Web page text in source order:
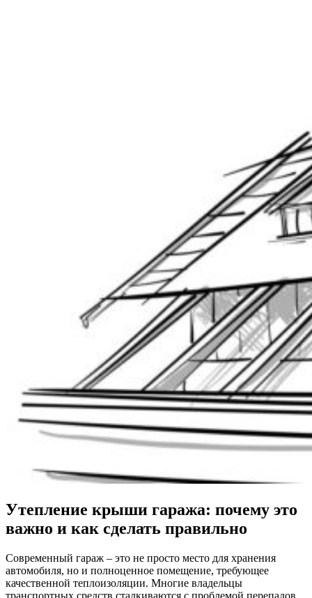
Утепление крыши гаража: почему это
важно и как сделать правильно
Современный гараж – это не просто место для хранения
автомобиля, но и полноценное помещение, требующее
качественной теплоизоляции. Многие владельцы
транспортных средств сталкиваются с проблемой перепадов